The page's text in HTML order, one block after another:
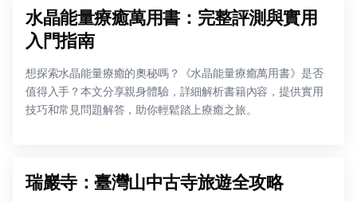
水晶能量療癒萬用書：完整評測與實用
入門指南
想探索水晶能量療癒的奧秘嗎？《水晶能量療癒萬用書》是否
值得入手？本文分享親身體驗，詳細解析書籍內容，提供實用
技巧和常見問題解答，助你輕鬆踏上療癒之旅。
瑞巖寺：臺灣山中古寺旅遊全攻略